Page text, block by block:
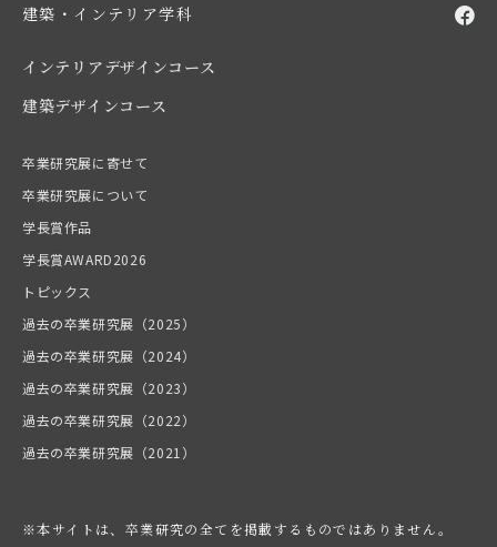
建築・インテリア学科
インテリアデザインコース
建築デザインコース
卒業研究展に寄せて
卒業研究展について
学長賞作品
学長賞AWARD2026
トピックス
過去の卒業研究展（2025）
過去の卒業研究展（2024）
過去の卒業研究展（2023）
過去の卒業研究展（2022）
過去の卒業研究展（2021）
※本サイトは、卒業研究の全てを掲載するものではありません。